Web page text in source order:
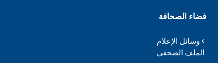
فضاء الصحافة
وسائل الإعلام
الملف الصحفي